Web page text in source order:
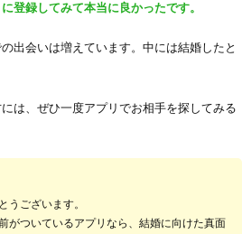
登録してみて本当に良かったです。
出会いは増えています。中には結婚したと
は、ぜひ一度アプリでお相手を探してみる
うございます。
がついているアプリなら、結婚に向けた真面